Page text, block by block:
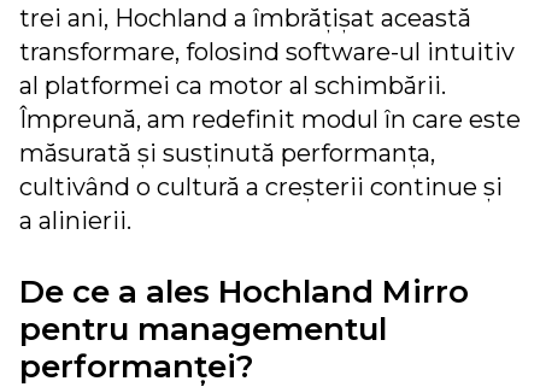
trei ani, Hochland a îmbrățișat această
transformare, folosind software-ul intuitiv
al platformei ca motor al schimbării.
Împreună, am redefinit modul în care este
măsurată și susținută performanța,
cultivând o cultură a creșterii continue și
a alinierii.
De ce a ales Hochland Mirro
pentru managementul
performanței?